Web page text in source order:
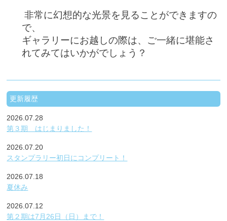
非常に幻想的な光景を見ることができますの
で、
ギャラリーにお越しの際は、ご一緒に堪能さ
れてみてはいかがでしょう？
更新履歴
2026.07.28
第３期 はじまりました！
2026.07.20
スタンプラリー初日にコンプリート！
2026.07.18
夏休み
2026.07.12
第２期は7月26日（日）まで！